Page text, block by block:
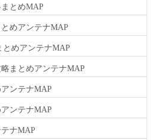
とめMAP
めアンテナMAP
めアンテナMAP
まとめアンテナMAP
ンテナMAP
ンテナMAP
ナMAP